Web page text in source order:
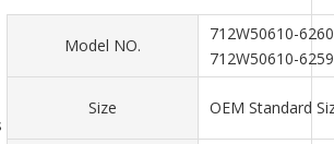
Model NO.
712W50610-
712W50610-6259
Size OEM Standard